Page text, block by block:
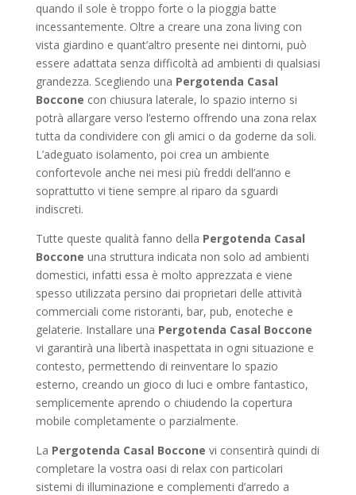
quando il sole è troppo forte o la pioggia batte
incessantemente. Oltre a creare una zona living con
vista giardino e quant’altro presente nei dintorni, può
essere adattata senza difficoltà ad ambienti di qualsiasi
grandezza. Scegliendo una Pergotenda Casal
Boccone con chiusura laterale, lo spazio interno si
potrà allargare verso l’esterno offrendo una zona relax
tutta da condividere con gli amici o da goderne da soli.
L’adeguato isolamento, poi crea un ambiente
confortevole anche nei mesi più freddi dell’anno e
soprattutto vi tiene sempre al riparo da sguardi
indiscreti.
Tutte queste qualità fanno della Pergotenda Casal
Boccone una struttura indicata non solo ad ambienti
domestici, infatti essa è molto apprezzata e viene
spesso utilizzata persino dai proprietari delle attività
commerciali come ristoranti, bar, pub, enoteche e
gelaterie. Installare una Pergotenda Casal Boccone
vi garantirà una libertà inaspettata in ogni situazione e
contesto, permettendo di reinventare lo spazio
esterno, creando un gioco di luci e ombre fantastico,
semplicemente aprendo o chiudendo la copertura
mobile completamente o parzialmente.
La Pergotenda Casal Boccone vi consentirà quindi di
completare la vostra oasi di relax con particolari
sistemi di illuminazione e complementi d’arredo a